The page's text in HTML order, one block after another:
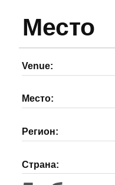
Место
Venue:
Место:
Регион:
Страна: